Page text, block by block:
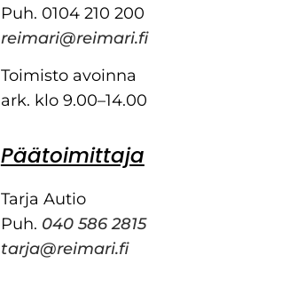
Puh. 0104 210 200
reimari@reimari.fi
Toimisto avoinna
ark. klo 9.00–14.00
Päätoimittaja
Tarja Autio
Puh. 040 586 2815
tarja@reimari.fi